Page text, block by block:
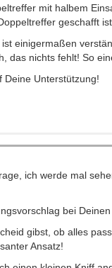
mit halbem
geschafft ist.
einigermaßen
das nichts fehlt! So
Deine Unterstützung!
ich werde mal
bei
gibst, ob alles
Ansatz!